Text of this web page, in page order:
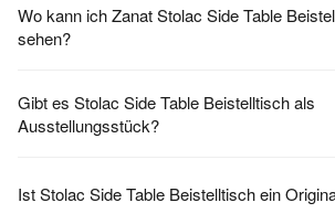
Wo kann ich Zanat Stolac Side Table
sehen?
Gibt es Stolac Side Table Beistelltisch als
Ausstellungsstück?
Ist Stolac Side Table Beistelltisch ein